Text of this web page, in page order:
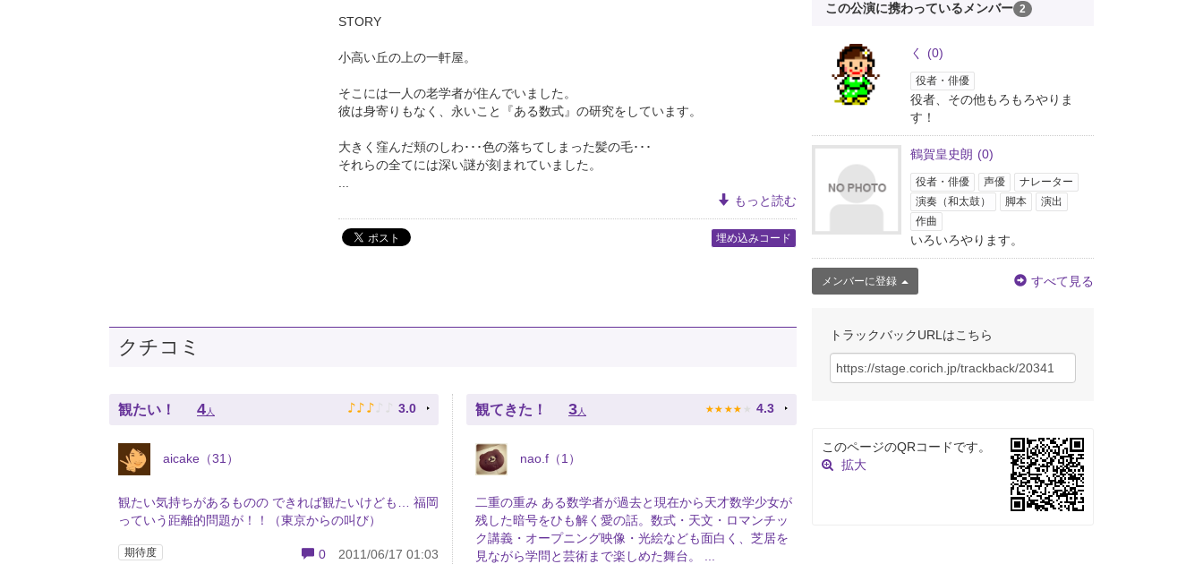
STORY
小高い丘の上の一軒屋。
そこには一人の老学者が住んでいました。
彼は身寄りもなく、永いこと『ある数式』の研究をしています。
大きく窪んだ頬のしわ･･･色の落ちてしまった髪の毛･･･
それらの全てには深い謎が刻まれていました。
もっと読む
埋め込みコード
クチコミ
観たい！ 4 人 ♪ ♪ ♪ ♪ ♪ 3.0
aicake（31）
観たい気持ちがあるものの できれば観たいけども… 福岡
っていう距離的問題が！！（東京からの叫び）
期待度 0 2011/06/17 01:03
観てきた！ 3 人 ★ ★ ★ ★ ★ 4.3
nao.f（1）
二重の重み ある数学者が過去と現在から天才数学少女が
残した暗号をひも解く愛の話。数式・天文・ロマンチッ
ク講義・オープニング映像・光絵なども面白く、芝居を
見ながら学問と芸術まで楽しめた舞台。 ...
この公演に携わっているメンバー 2
く (0)
役者・俳優
役者、その他もろもろやりま
す！
鶴賀皇史朗 (0)
役者・俳優 声優
ナレーター
演奏（和太鼓）
脚本
演出
作曲
いろいろやります。
メンバーに登録 すべて見る
トラックバックURLはこちら
このページのQRコードです。
拡大